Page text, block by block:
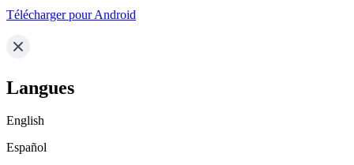
Télécharger pour Android
Langues
English
Español